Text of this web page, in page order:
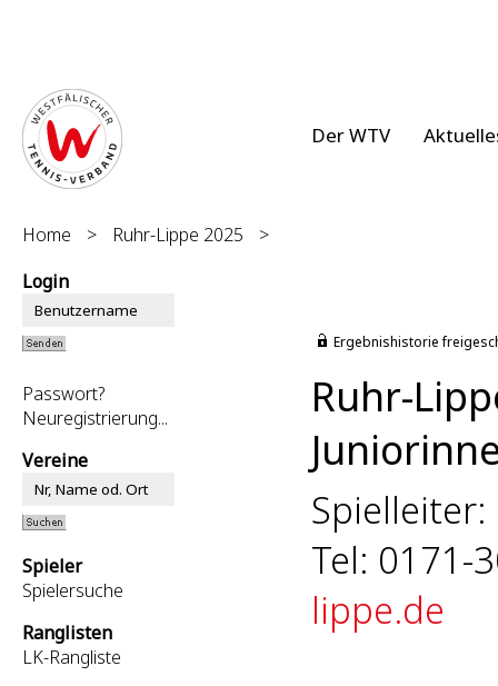
Der WTV
Home > Ruhr-Lippe 2025
>
Login
Passwort?
Neuregistrierung...
Vereine
Spieler
Spielersuche
Ranglisten
LK-Rangliste
Ergebnishistorie
Ruhr-
Tel: 0171-
lippe.de